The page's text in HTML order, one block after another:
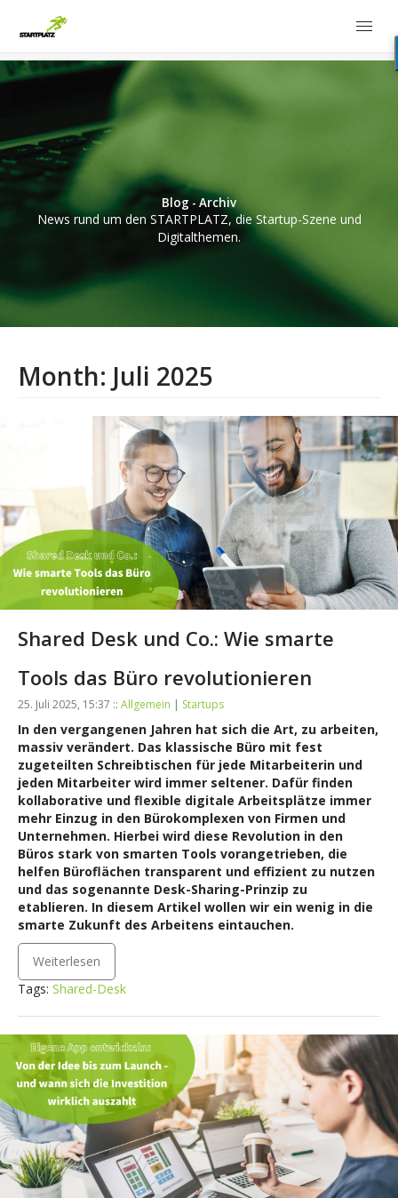
Blog - Archiv
News rund um den STARTPLATZ, die Startup-Szene und
Digitalthemen.
Month: Juli 2025
Shared Desk und Co.: Wie smarte
Tools das Büro revolutionieren
25. Juli 2025, 15:37 :: Allgemein | Startups
In den vergangenen Jahren hat sich die Art, zu arbeiten,
massiv verändert. Das klassische Büro mit fest
zugeteilten Schreibtischen für jede Mitarbeiterin und
jeden Mitarbeiter wird immer seltener. Dafür finden
kollaborative und flexible digitale Arbeitsplätze immer
mehr Einzug in den Bürokomplexen von Firmen und
Unternehmen. Hierbei wird diese Revolution in den
Büros stark von smarten Tools vorangetrieben, die
helfen Büroflächen transparent und effizient zu nutzen
und das sogenannte Desk-Sharing-Prinzip zu
etablieren. In diesem Artikel wollen wir ein wenig in die
smarte Zukunft des Arbeitens eintauchen.
Weiterlesen
Tags: Shared-Desk